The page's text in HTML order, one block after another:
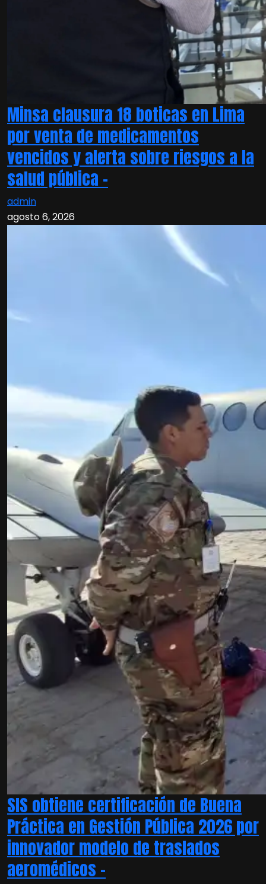
Minsa clausura 18 boticas en Lima
por venta de medicamentos
vencidos y alerta sobre riesgos a la
salud pública –
admin
agosto 6, 2026
SIS obtiene certificación de Buena
Práctica en Gestión Pública 2026 por
innovador modelo de traslados
aeromédicos –